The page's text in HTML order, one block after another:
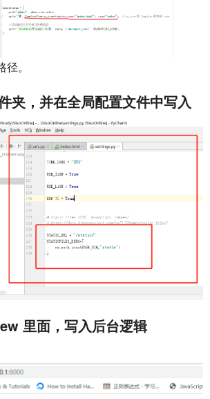
。
夹，并在全局配置文件中写入
里面，写入后台逻辑